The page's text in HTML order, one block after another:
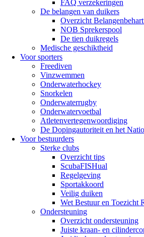
FAQ verzekeringen
De belangen van duikers
Overzicht
NOB Sprekerspool
De tien duikregels
Medische geschiktheid
Voor sporters
Freediven
Vinzwemmen
Onderwaterhockey
Snorkelen
Onderwaterrugby
Onderwatervoetbal
Atletenvertegenwoordiging
De Dopingautoriteit en het
Voor bestuurders
Sterke clubs
Overzicht tips
ScubaFISHual
Regelgeving
Sportakkoord
Veilig duiken
Wet Bestuur en Toezicht
Ondersteuning
Overzicht ondersteuning
Juiste kraan- en